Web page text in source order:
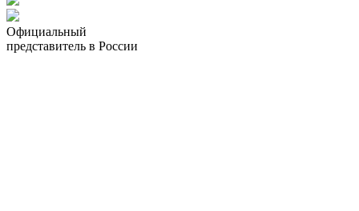
Официальный
представитель в России